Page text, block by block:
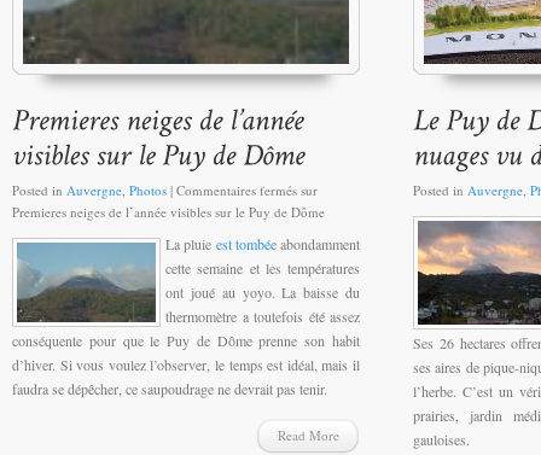
Posted in Auvergne Photos | Commentaires fermés sur
Premieres neiges de l’année visibles sur le Puy de Dôme
La pluie est tombéeabondamment
cette semaine et les températures
ont joué au yoyo. La baisse du
thermomètre a toutefois été assez
conséquente pour que le Puy de Dôme prenne son habit
d’hiver. Si vous voulez l’observer, le temps est idéal, mais il
faudra se dépêcher, ce saupoudrage ne devrait pas tenir.
Read More
Posted in Auvergne
Ses 26 hectares
ses aires de pique-
l’herbe. C’est un
prairies, jardin
gauloises.